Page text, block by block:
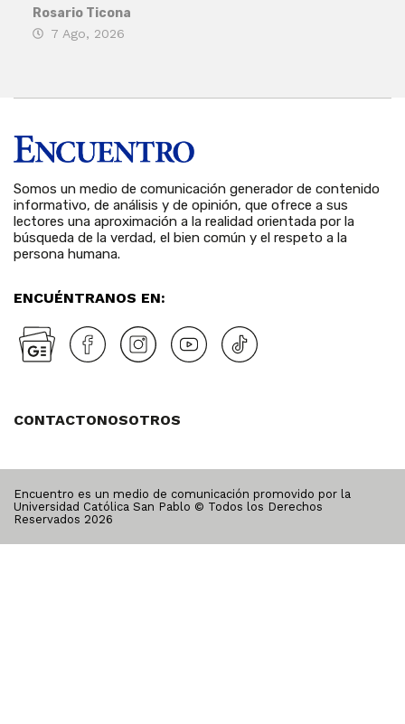
Rosario Ticona
7 Ago, 2026
Somos un medio de comunicación generador de contenido
informativo, de análisis y de opinión, que ofrece a sus
lectores una aproximación a la realidad orientada por la
búsqueda de la verdad, el bien común y el respeto a la
persona humana.
ENCUÉNTRANOS EN:
CONTACTONOSOTROS
Encuentro es un medio de comunicación promovido por la
Universidad Católica San Pablo © Todos los Derechos
Reservados 2026